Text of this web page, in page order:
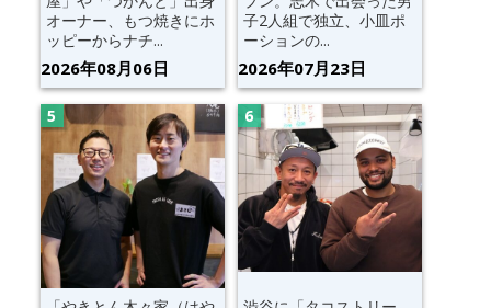
オーナー、もつ焼きにホ
ッピーからナチ...
2026年08月06日
子2人組で独立、小皿ポ
ーションの...
2026年07月23日